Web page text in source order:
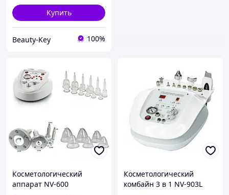
Купить
Beauty-Key 100%
Косметологический
аппарат NV-600
Косметологический
комбайн 3 в 1 NV-903L